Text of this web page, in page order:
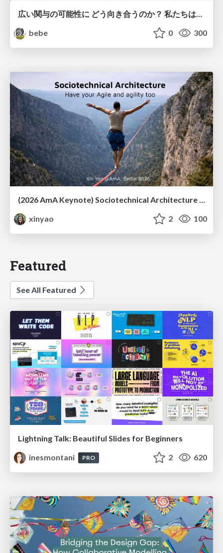
広い関与の可能性に どう向き合うのか？ 私たちは。｜Timee MarketingDesign 2026-06-18
bebe
0 300
xinyao
2 100
Featured
See All Featured
Lightning Talk: Beautiful Slides for Beginners
inesmontani
PRO 2 620